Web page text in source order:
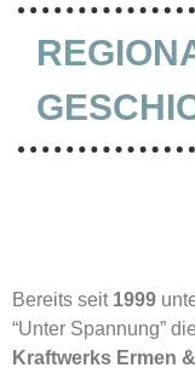
Bereits seit 1999
“Unter Spannung”
Kraftwerks Ermen